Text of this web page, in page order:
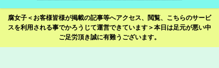
腐女子＜お客様皆様が掲載の記事等へアクセス、閲覧、こちらのサービ
スを利用される事でかろうじて運営できています＞本日は足元が悪い中
ご足労頂き誠に有難うございます。